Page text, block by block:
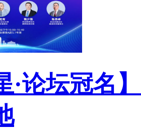
·论坛冠名